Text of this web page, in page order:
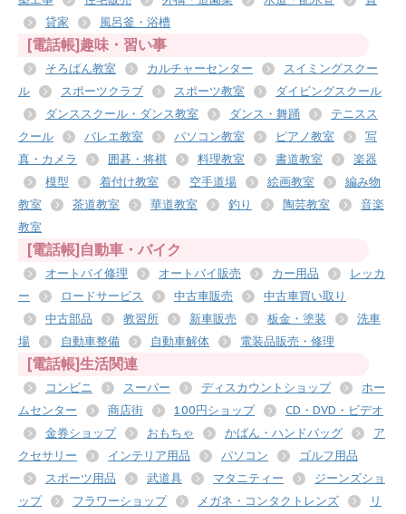
貸家
風呂釜・浴槽
[電話帳]趣味・習い事
そろばん教室 カルチャーセンター
スイミングスクー
ル
スポーツクラブ スポーツ教室
ダイビングスクール
ダンススクール・ダンス教室
ダンス・舞踊
テニスス
クール
バレエ教室 パソコン教室 ピアノ教室
写
真・カメラ
囲碁・将棋 料理教室 書道教室
楽器
模型
着付け教室 空手道場 絵画教室
編み物
教室
茶道教室 華道教室 釣り 陶芸教室
音楽
教室
[電話帳]自動車・バイク
オートバイ修理 オートバイ販売 カー用品
レッカ
ー
ロードサービス 中古車販売
中古車買い取り
中古部品
教習所 新車販売 板金・塗装
洗車
場
自動車整備 自動車解体 電装品販売・修理
[電話帳]生活関連
コンビニ スーパー ディスカウントショップ
ホー
ムセンター
商店街 100円ショップ
CD・DVD・ビデオ
金券ショップ
おもちゃ かばん・ハンドバッグ
ア
クセサリー
インテリア用品 パソコン
ゴルフ用品
スポーツ用品
武道具 マタニティー
ジーンズショ
ップ
フラワーショップ メガネ・コンタクトレンズ
リ